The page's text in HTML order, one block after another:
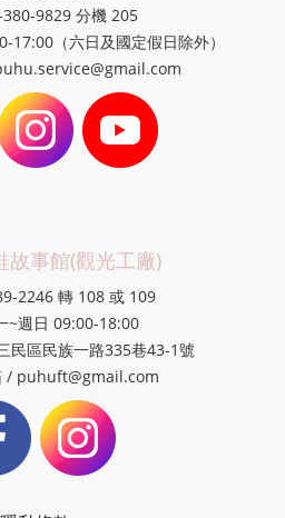
9829 分機 205
17:00（六日及國定假日除外）
故事館(觀光工廠)
2246 轉 108 或 109
~週日 09:00-18:00
民區民族一路335巷43-1號
/ puhuft@gmail.com